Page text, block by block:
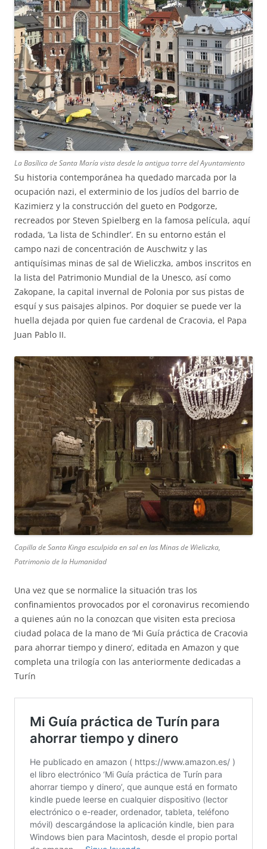
La Basílica de Santa María vista desde la antigua torre del Ayuntamiento
Su historia contemporánea ha quedado marcada por la
ocupación nazi, el exterminio de los judíos del barrio de
Kazimierz y la construcción del gueto en Podgorze,
recreados por Steven Spielberg en la famosa película, aquí
rodada, ‘La lista de Schindler’. En su entorno están el
campo nazi de concentración de Auschwitz y las
antiquísimas minas de sal de Wieliczka, ambos inscritos en
la lista del Patrimonio Mundial de la Unesco, así como
Zakopane, la capital invernal de Polonia por sus pistas de
esquí y sus paisajes alpinos. Por doquier se puede ver la
huella dejada por quien fue cardenal de Cracovia, el Papa
Juan Pablo II.
Capilla de Santa Kinga esculpida en sal en las Minas de Wieliczka,
Patrimonio de la Humanidad
Una vez que se normalice la situación tras los
confinamientos provocados por el coronavirus recomiendo
a quienes aún no la conozcan que visiten esta preciosa
ciudad polaca de la mano de ‘Mi Guía práctica de Cracovia
para ahorrar tiempo y dinero’, editada en Amazon y que
completa una trilogía con las anteriormente dedicadas a
Turín